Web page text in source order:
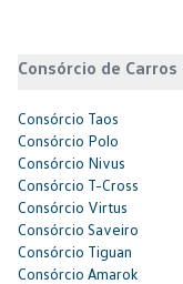
Consórcio de Carros
Consórcio Taos
Consórcio Polo
Consórcio Nivus
Consórcio T-Cross
Consórcio Virtus
Consórcio Saveiro
Consórcio Tiguan
Consórcio Amarok